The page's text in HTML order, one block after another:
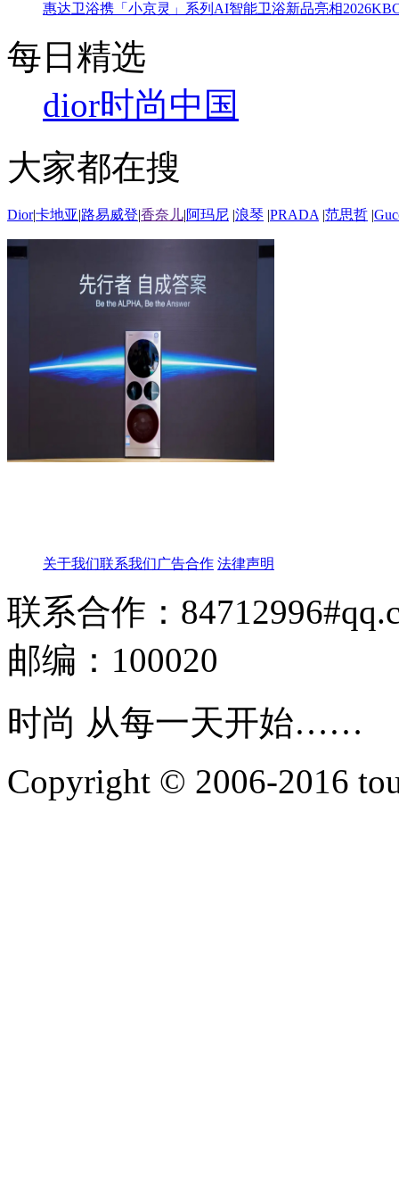
惠达卫浴携「小京灵」系列AI智能卫浴新品亮相
每日精选
dior时尚中国
大家都在搜
Dior|卡地亚|路易威登|香奈儿|阿玛尼 |浪琴 |PRADA |范思哲 |
关于我们联系我们广告合作 法律声明
联系合作：
邮编：100020
时尚 从每一天开始……
Copyright © 2006-2016